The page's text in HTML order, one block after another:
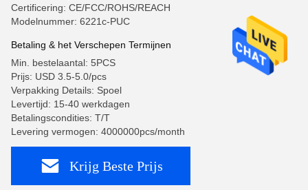
Certificering: CE/FCC/ROHS/REACH
Modelnummer: 6221c-PUC
Betaling & het Verschepen Termijnen
Min. bestelaantal: 5PCS
Prijs: USD 3.5-5.0/pcs
Verpakking Details: Spoel
Levertijd: 15-40 werkdagen
Betalingscondities: T/T
Levering vermogen: 4000000pcs/month
Krijg Beste Prijs